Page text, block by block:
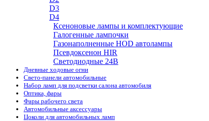
D3
D4
Ксеноновые лампы и комплектующие
Галогенные лампочки
Газонаполненные HOD автолампы
Псевдоксенон HIR
Cветодиодные 24B
Дневные ходовые огни
Свето-панели автомобильные
Набор ламп для подсветки салона автомобиля
Оптика, фары
Фары рабочего света
Автомобильные аксессуары
Цоколи для автомобильных ламп